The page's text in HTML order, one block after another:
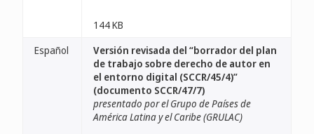
144 KB
Español
Versión revisada del “borrador del plan
de trabajo sobre derecho de autor en
el entorno digital (SCCR/45/4)”
(documento SCCR/47/7)
presentado por el Grupo de Países de
América Latina y el Caribe (GRULAC)